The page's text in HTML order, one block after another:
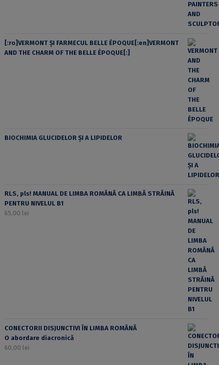
[:ro]VERMONT ȘI FARMECUL BELLE ÉPOQUE[:en]VERMONT
AND THE CHARM OF THE BELLE ÉPOQUE[:]
BIOCHIMIA GLUCIDELOR ȘI A LIPIDELOR
RLS, pls! MANUAL DE LIMBA ROMÂNĂ CA LIMBĂ STRĂINĂ
PENTRU NIVELUL B1
65,00 lei
CONECTORII DISJUNCTIVI ÎN LIMBA ROMÂNĂ
O abordare diacronică
60,00 lei